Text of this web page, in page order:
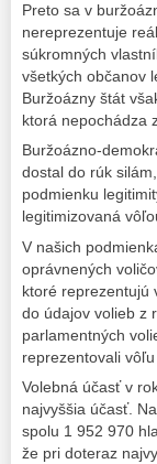
Preto sa v
nereprezentuje
súkromných
všetkých občanov
Buržoázny štát
ktorá nepochádza
Buržoázno-
dostal do rúk
podmienku
legitimizovaná
V našich
oprávnených
ktoré reprezentujú
do údajov volieb z
parlamentných
reprezentovali vôľu
Volebná účasť v
najvyššia účasť.
spolu 1 952 970
že pri doteraz